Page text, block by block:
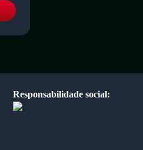
Responsabilidade social: